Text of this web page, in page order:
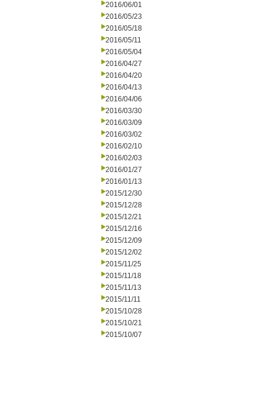
2016/06/01
2016/05/23
2016/05/18
2016/05/11
2016/05/04
2016/04/27
2016/04/20
2016/04/13
2016/04/06
2016/03/30
2016/03/09
2016/03/02
2016/02/10
2016/02/03
2016/01/27
2016/01/13
2015/12/30
2015/12/28
2015/12/21
2015/12/16
2015/12/09
2015/12/02
2015/11/25
2015/11/18
2015/11/13
2015/11/11
2015/10/28
2015/10/21
2015/10/07